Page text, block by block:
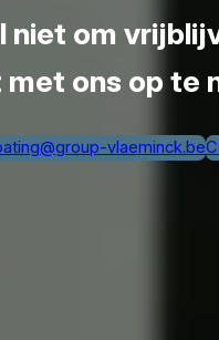
niet om
ons op te
vlaeminck.be